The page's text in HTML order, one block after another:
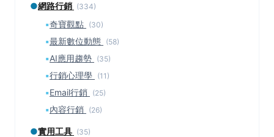
●網路行銷 (334)
▪奇寶觀點 (30)
▪最新數位動態 (58)
▪AI應用趨勢 (35)
▪行銷心理學 (11)
▪Email行銷 (25)
▪內容行銷 (26)
●實用工具 (35)